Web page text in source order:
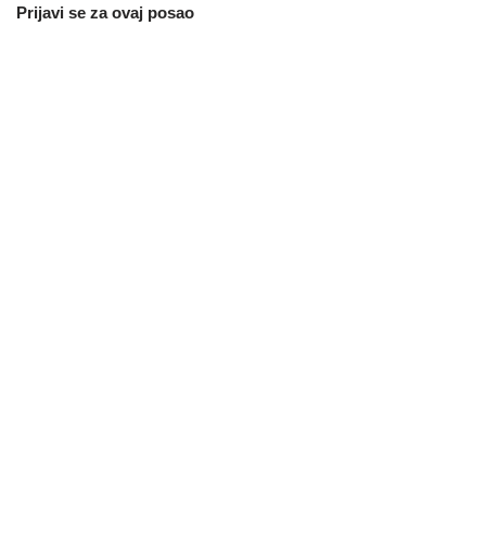
Prijavi se za ovaj posao